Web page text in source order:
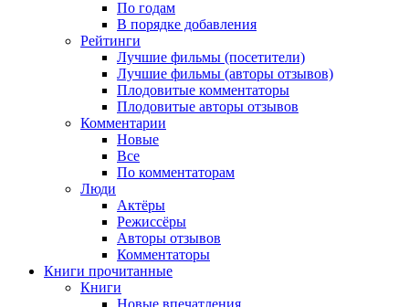
По годам
В порядке добавления
Рейтинги
Лучшие фильмы (посетители)
Лучшие фильмы (авторы отзывов)
Плодовитые комментаторы
Плодовитые авторы отзывов
Комментарии
Новые
Все
По комментаторам
Люди
Актёры
Режиссёры
Авторы отзывов
Комментаторы
Книги прочитанные
Книги
Новые впечатления